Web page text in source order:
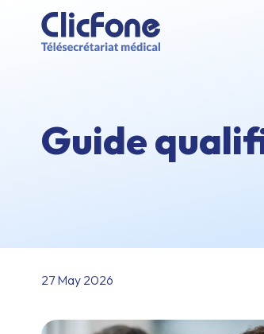
Guide
27 May 2026